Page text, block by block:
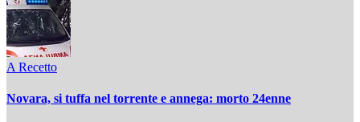
A Recetto
Novara, si tuffa nel torrente e annega: morto 24enne